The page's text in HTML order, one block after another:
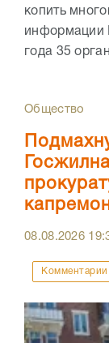
копить
информации
года 35
Общество
08.08.2026
Комментарии